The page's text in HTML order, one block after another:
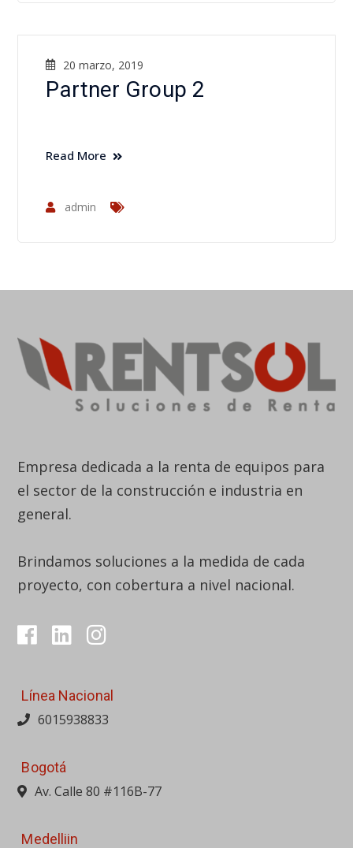
20 marzo, 2019
Partner Group 2
Read More
admin
Empresa dedicada a la renta de equipos para
el sector de la construcción e industria en
general.
Brindamos soluciones a la medida de cada
proyecto, con cobertura a nivel nacional.
Línea Nacional
6015938833
Bogotá
Av. Calle 80 #116B-77
Medelliin